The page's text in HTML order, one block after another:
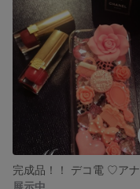
展示中